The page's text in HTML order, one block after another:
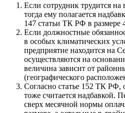
Если сотрудник трудится на
тогда ему полагается
147 статьи ТК РФ в размере
Если должностные
в особых климатических
предприятие находится на
осуществляются на
величина зависит от
(географического
Согласно статье 152 ТК РФ,
тоже считается надбавкой.
сверх месячной нормы